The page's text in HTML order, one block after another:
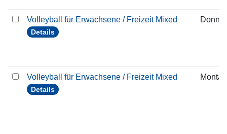
Volleyball für Erwachsene / Freizeit Mixed
Details
Volleyball für Erwachsene / Freizeit Mixed
Details
Montag